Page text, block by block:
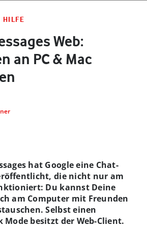
HILFE
Web:
an PC & Mac
hat Google eine Chat-
die nicht nur am
Du kannst Deine
am Computer mit Freunden
Selbst einen
besitzt der Web-Client.